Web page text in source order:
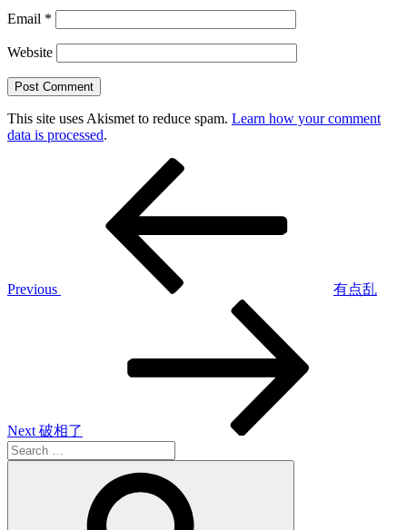
Email *
Website
This site uses Akismet to reduce spam. Learn how your comment
data is processed.
Previous
有点乱
Next 破相了
Search
for: